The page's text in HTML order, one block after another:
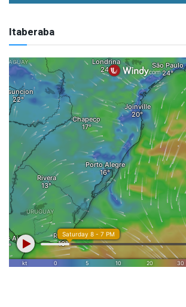
Itaberaba